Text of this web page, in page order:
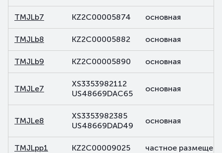
TMJLb7 KZ2C00005874 основная
TMJLb8 KZ2C00005882 основная
TMJLb9 KZ2C00005890 основная
TMJLe7
XS3353982112
US48669DAC65
основная
TMJLe8
XS3353982385
US48669DAD49
основная
TMJLpp1 KZ2C00009025 частное